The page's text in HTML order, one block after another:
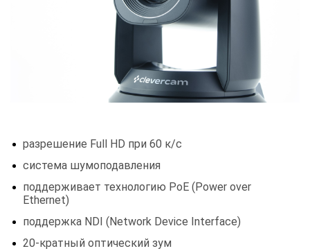
разрешение Full HD при 60 к/с
система шумоподавления
поддерживает технологию PoE (Power over
Ethernet)
поддержка NDI (Network Device Interface)
20-кратный оптический зум